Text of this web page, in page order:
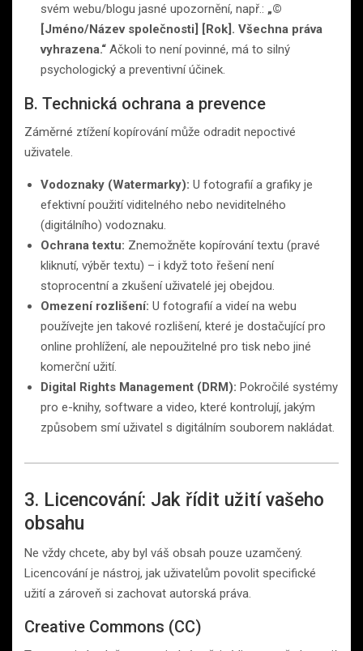
svém webu/blogu jasné upozornění, např.: „©
[Jméno/Název společnosti] [Rok]. Všechna práva
vyhrazena.“ Ačkoli to není povinné, má to silný
psychologický a preventivní účinek.
B. Technická ochrana a prevence
Záměrné ztížení kopírování může odradit nepoctivé
uživatele.
Vodoznaky (Watermarky): U fotografií a grafiky je
efektivní použití viditelného nebo neviditelného
(digitálního) vodoznaku.
Ochrana textu: Znemožněte kopírování textu (pravé
kliknutí, výběr textu) – i když toto řešení není
stoprocentní a zkušení uživatelé jej obejdou.
Omezení rozlišení: U fotografií a videí na webu
používejte jen takové rozlišení, které je dostačující pro
online prohlížení, ale nepoužitelné pro tisk nebo jiné
komerční užití.
Digital Rights Management (DRM): Pokročilé systémy
pro e-knihy, software a video, které kontrolují, jakým
způsobem smí uživatel s digitálním souborem nakládat.
3. Licencování: Jak řídit užití vašeho
obsahu
Ne vždy chcete, aby byl váš obsah pouze uzamčený.
Licencování je nástroj, jak uživatelům povolit specifické
užití a zároveň si zachovat autorská práva.
Creative Commons (CC)